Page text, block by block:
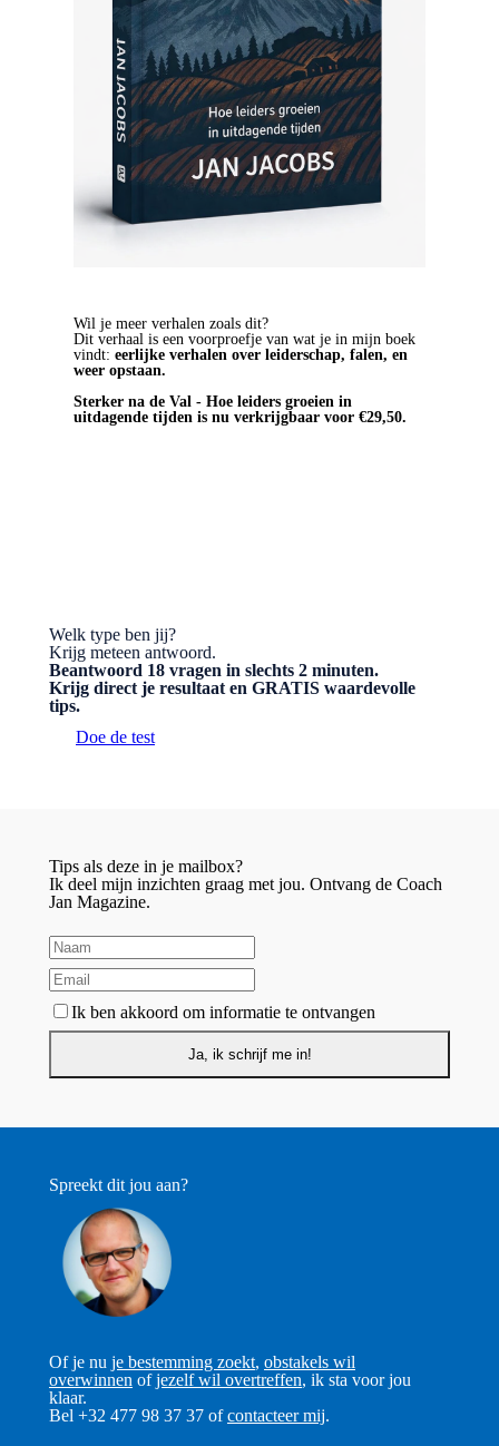
Wil je meer verhalen zoals dit?
Dit verhaal is een voorproefje van wat je in mijn boek
vindt: eerlijke verhalen over leiderschap, falen, en
weer opstaan.
Sterker na de Val - Hoe leiders groeien in
uitdagende tijden is nu verkrijgbaar voor €29,50.
Welk type ben jij?
Krijg meteen antwoord.
Beantwoord 18 vragen in slechts 2 minuten.
Krijg direct je resultaat en GRATIS waardevolle
tips.
Doe de test
Tips als deze in je mailbox?
Ik deel mijn inzichten graag met jou. Ontvang de Coach
Jan Magazine.
Ik ben akkoord om informatie te ontvangen
Spreekt dit jou aan?
Of je nu je bestemming zoekt, obstakels wil
overwinnen ofjezelf wil overtreffen, ik sta voor jou
klaar.
Bel +32 477 98 37 37 ofcontacteer mij.